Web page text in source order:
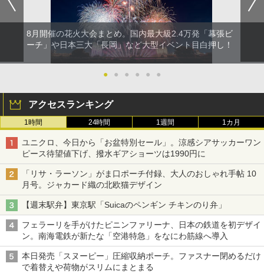
8月開催の花火大会まとめ。国内最大級2.4万発「幕張ビ
ーチ」や日本三大「長岡」など大型イベント目白押し！
● ● ● ● ● ●
アクセスランキング
1時間 24時間 1週間 1カ月
ユニクロ、今日から「お盆特別セール」。涼感シアサッカーワン
ピース待望値下げ、撥水ギアショーツは1990円に
「リサ・ラーソン」がま口ポーチ付録、大人のおしゃれ手帖 10
月号。ジャカード織の北欧猫デザイン
【週末駅弁】東京駅「Suicaのペンギン チキンのり弁」
フェラーリを手がけたピニンファリーナ、日本の鉄道を初デザイ
ン。南海電鉄が新たな「空港特急」をなにわ筋線へ導入
本日発売「スヌーピー」圧縮収納ポーチ。ファスナー閉めるだけ
で着替えや荷物がスリムにまとまる